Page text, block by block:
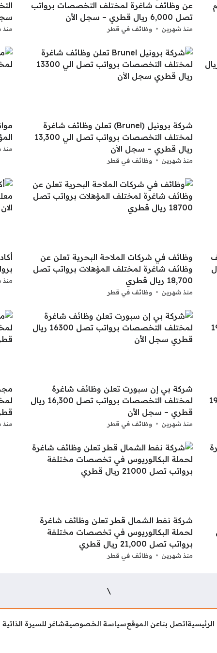
عن وظائف شاغرة لمختلف التخصصات برواتب
تصل 6,000 ريال قطري – سجل الأن
منذ شهرين وظائف في قطر
شركة برونيل (Brunel) تعلن وظائف شاغرة
لمختلف التخصصات برواتب تصل الي 13,300
ريال قطري – سجل الأن
منذ شهرين وظائف في قطر
ريال
وظائف في شركات الملاحة البحرية تعلن عن
وظائف شاغرة لمختلف المؤهلات برواتب تصل
18,700 ريال قطري
منذ شهرين وظائف في قطر
برواتب
19,700
شركة بي إن سبورت تعلن وظائف شاغرة
لمختلف التخصصات برواتب تصل 16,300 ريال
قطري – سجل الأن
منذ شهرين وظائف في قطر
شركة نفط الشمال قطر تعلن وظائف شاغرة
لحملة البكالوريوس في تخصصات مختلفة
برواتب تصل 21,000 ريال قطري
منذ شهرين وظائف في قطر
\
الرئيسيةاتصل بناعن الموقعسياسة الخصوصيةشاغر للسيرة الذاتية